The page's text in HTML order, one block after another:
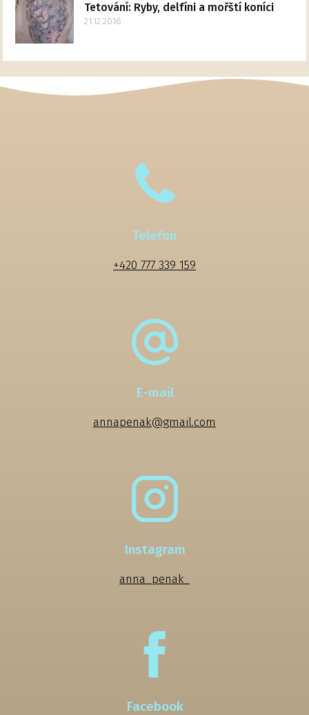
Tetování: Ryby, delfíni a mořští koníci
21.12.2016
Telefon
+420 777 339 159
E-mail
annapenak@gmail.com
Instagram
anna_penak_
Facebook